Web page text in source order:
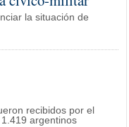
la situación de
recibidos por el
argentinos